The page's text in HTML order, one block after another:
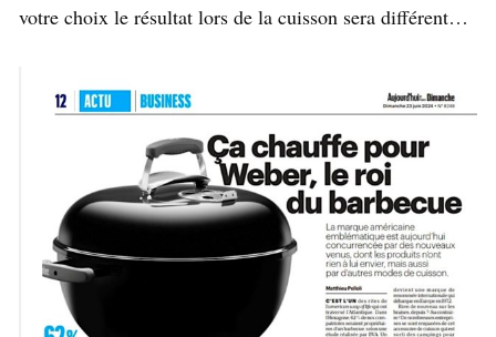
votre choix le résultat lors de la cuisson sera différent…